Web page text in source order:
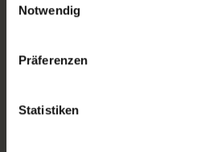
Weitere Informationen finden Sie in
Notwendig
Präferenzen
Statistiken
Datenspeicher: